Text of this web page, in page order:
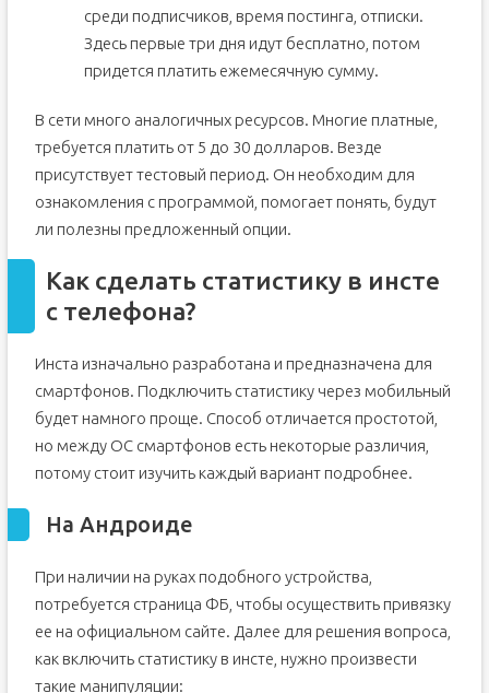
среди подписчиков, время постинга, отписки.
Здесь первые три дня идут бесплатно, потом
придется платить ежемесячную сумму.
В сети много аналогичных ресурсов. Многие платные,
требуется платить от 5 до 30 долларов. Везде
присутствует тестовый период. Он необходим для
ознакомления с программой, помогает понять, будут
ли полезны предложенный опции.
Как сделать статистику в инсте
с телефона?
Инста изначально разработана и предназначена для
смартфонов. Подключить статистику через мобильный
будет намного проще. Способ отличается простотой,
но между ОС смартфонов есть некоторые различия,
потому стоит изучить каждый вариант подробнее.
На Андроиде
При наличии на руках подобного устройства,
потребуется страница ФБ, чтобы осуществить привязку
ее на официальном сайте. Далее для решения вопроса,
как включить статистику в инсте, нужно произвести
такие манипуляции: